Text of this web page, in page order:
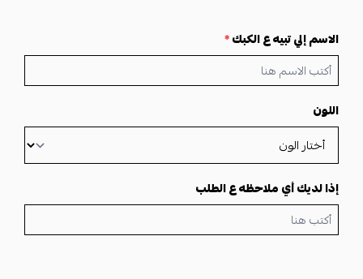
الاسم إلي تبيه ع الكبك*
اللون
إذا لديك أي ملاحظه ع الطلب